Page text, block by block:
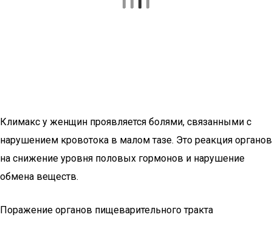
Климакс у женщин проявляется болями, связанными с
нарушением кровотока в малом тазе. Это реакция органов
на снижение уровня половых гормонов и нарушение
обмена веществ.
Поражение органов пищеварительного тракта